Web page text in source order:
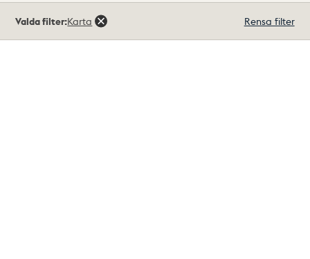
träffar
Valda filter:Karta Rensa filter